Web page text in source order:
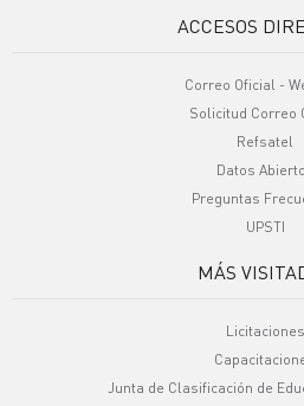
ACCESOS
Correo Oficial -
Solicitud Correo
Refsatel
Datos
Preguntas
UPSTI
MÁS
Licitaciones
Junta de Clasificación de